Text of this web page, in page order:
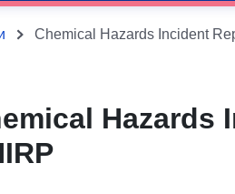
Chemical Hazards Incident
Hazards